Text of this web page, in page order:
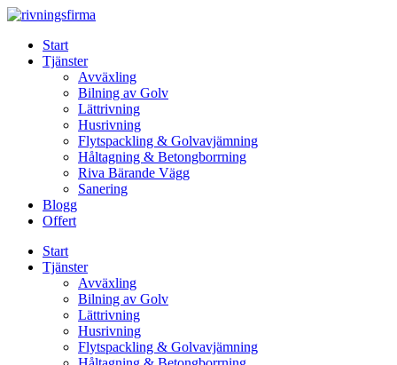
Skip
contentStart
Tjänster
Avväxling
Bilning av Golv
Lättrivning
Husrivning
Flytspackling & Golvavjämning
Håltagning & Betongborrning
Riva Bärande Vägg
Sanering
Blogg
Offert
Start
Tjänster
Avväxling
Bilning av Golv
Lättrivning
Husrivning
Flytspackling & Golvavjämning